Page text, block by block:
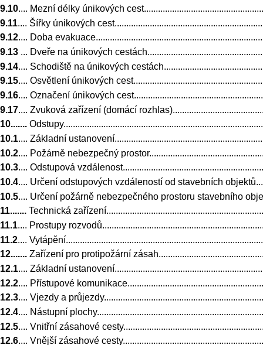
9.10.... Mezní délky únikových
9.11.... Šířky únikových
9.12.... Doba
9.13 ... Dveře na únikových
9.14.... Schodiště na únikových
9.15.... Osvětlení únikových
9.16.... Označení únikových
9.17.... Zvuková zařízení (domácí
10.......
10.1.... Základní
10.2.... Požárně nebezpečný
10.3.... Odstupová
10.4.... Určení odstupových vzdáleností od stavebních
10.5.... Určení požárně nebezpečného prostoru stavebního
11....... Technická
11.1.... Prostupy
11.2....
12....... Zařízení pro protipožární
12.1.... Základní
12.2.... Přístupové
12.3.... Vjezdy a
12.4.... Nástupní
12.5.... Vnitřní zásahové
12.6.... Vnější zásahové